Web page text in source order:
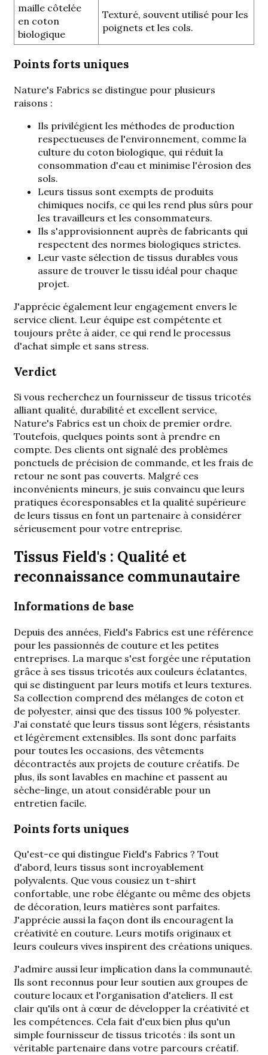
maille côtelée
en coton
biologique
Texturé, souvent utilisé pour les
poignets et les cols.
Points forts uniques
Nature's Fabrics se distingue pour plusieurs
raisons :
Ils privilégient les méthodes de production
respectueuses de l'environnement, comme la
culture du coton biologique, qui réduit la
consommation d'eau et minimise l'érosion des
sols.
Leurs tissus sont exempts de produits
chimiques nocifs, ce qui les rend plus sûrs pour
les travailleurs et les consommateurs.
Ils s'approvisionnent auprès de fabricants qui
respectent des normes biologiques strictes.
Leur vaste sélection de tissus durables vous
assure de trouver le tissu idéal pour chaque
projet.
J'apprécie également leur engagement envers le
service client. Leur équipe est compétente et
toujours prête à aider, ce qui rend le processus
d'achat simple et sans stress.
Verdict
Si vous recherchez un fournisseur de tissus tricotés
alliant qualité, durabilité et excellent service,
Nature's Fabrics est un choix de premier ordre.
Toutefois, quelques points sont à prendre en
compte. Des clients ont signalé des problèmes
ponctuels de précision de commande, et les frais de
retour ne sont pas couverts. Malgré ces
inconvénients mineurs, je suis convaincu que leurs
pratiques écoresponsables et la qualité supérieure
de leurs tissus en font un partenaire à considérer
sérieusement pour votre entreprise.
Tissus Field's : Qualité et
reconnaissance communautaire
Informations de base
Depuis des années, Field's Fabrics est une référence
pour les passionnés de couture et les petites
entreprises. La marque s'est forgée une réputation
grâce à ses tissus tricotés aux couleurs éclatantes,
qui se distinguent par leurs motifs et leurs textures.
Sa collection comprend des mélanges de coton et
de polyester, ainsi que des tissus 100 % polyester.
J'ai constaté que leurs tissus sont légers, résistants
et légèrement extensibles. Ils sont donc parfaits
pour toutes les occasions, des vêtements
décontractés aux projets de couture créatifs. De
plus, ils sont lavables en machine et passent au
sèche-linge, un atout considérable pour un
entretien facile.
Points forts uniques
Qu'est-ce qui distingue Field's Fabrics ? Tout
d'abord, leurs tissus sont incroyablement
polyvalents. Que vous cousiez un t-shirt
confortable, une robe élégante ou même des objets
de décoration, leurs matières sont parfaites.
J'apprécie aussi la façon dont ils encouragent la
créativité en couture. Leurs motifs originaux et
leurs couleurs vives inspirent des créations uniques.
J'admire aussi leur implication dans la communauté.
Ils sont reconnus pour leur soutien aux groupes de
couture locaux et l'organisation d'ateliers. Il est
clair qu'ils ont à cœur de développer la créativité et
les compétences. Cela fait d'eux bien plus qu'un
simple fournisseur de tissus tricotés : ils sont un
véritable partenaire dans votre parcours créatif.